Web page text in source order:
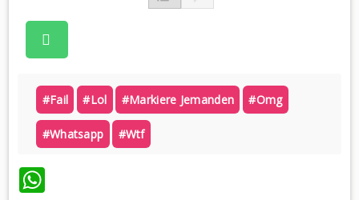
#fail #lol #markiere Jemanden #omg
#whatsapp #wtf
WhatsApp